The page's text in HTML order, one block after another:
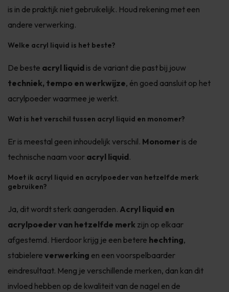
is in de praktijk niet gebruikelijk. Houd rekening met een
andere verwerking.
Welke acryl liquid is het beste?
De beste acryl liquid is de variant die past bij jouw
techniek, tempo en werkwijze, én goed aansluit op het
acrylpoeder waarmee je werkt.
Wat is het verschil tussen acryl liquid en monomer?
Er is meestal geen inhoudelijk verschil. Monomer is de
technische naam voor acryl liquid.
Moet ik acryl liquid en acrylpoeder van hetzelfde merk
gebruiken?
Ja, dit wordt sterk aangeraden. Acryl liquid en
acrylpoeder van hetzelfde merk zijn op elkaar
afgestemd. Hierdoor krijg je een betere hechting,
stabielere verwerking en een voorspelbaarder
eindresultaat. Meng je verschillende merken, dan kan dit
invloed hebben op de kwaliteit van de nagel en de